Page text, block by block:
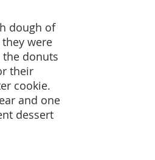
dough of
were
the donuts
their
cookie.
and one
dessert